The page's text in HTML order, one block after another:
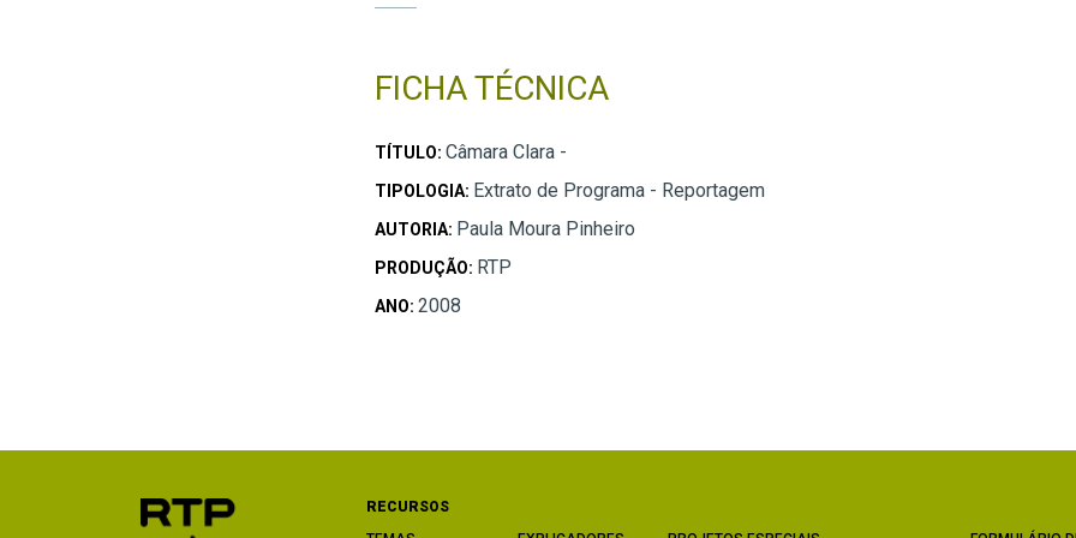
FICHA TÉCNICA
TÍTULO: Câmara Clara -
TIPOLOGIA: Extrato de Programa - Reportagem
AUTORIA: Paula Moura Pinheiro
PRODUÇÃO: RTP
ANO: 2008
RECURSOS